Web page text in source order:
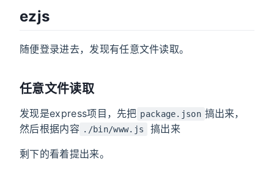
ezjs
随便登录进去，发现有任意文件读取。
任意文件读取
发现是express项目，先把 package.json 搞出来，
然后根据内容 ./bin/www.js 搞出来
剩下的看着提出来。